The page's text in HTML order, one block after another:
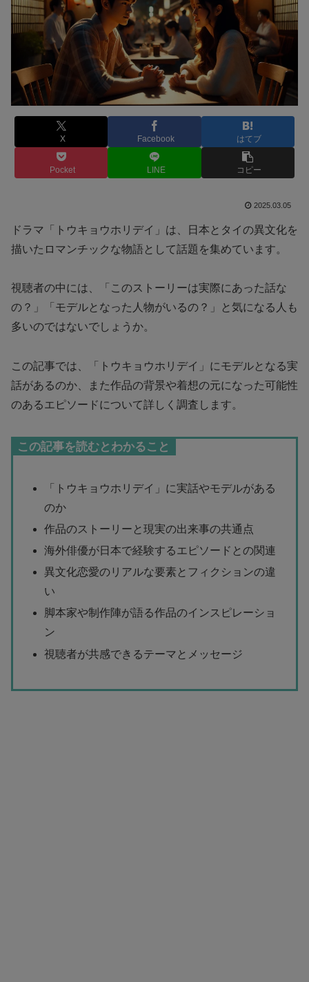
X Facebook はてブ
Pocket LINE コピー
2025.03.05
ドラマ「トウキョウホリデイ」は、日本とタイの異文化を
描いたロマンチックな物語として話題を集めています。
視聴者の中には、「このストーリーは実際にあった話な
の？」「モデルとなった人物がいるの？」と気になる人も
多いのではないでしょうか。
この記事では、「トウキョウホリデイ」にモデルとなる実
話があるのか、また作品の背景や着想の元になった可能性
のあるエピソードについて詳しく調査します。
この記事を読むとわかること
「トウキョウホリデイ」に実話やモデルがある
のか
作品のストーリーと現実の出来事の共通点
海外俳優が日本で経験するエピソードとの関連
異文化恋愛のリアルな要素とフィクションの違
い
脚本家や制作陣が語る作品のインスピレーショ
ン
視聴者が共感できるテーマとメッセージ